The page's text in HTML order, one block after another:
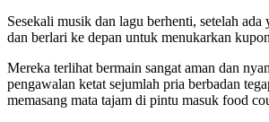
Sesekali musik dan lagu berhenti, setelah ada
dan berlari ke depan untuk menukarkan
Mereka terlihat bermain sangat aman dan
pengawalan ketat sejumlah pria berbadan
memasang mata tajam di pintu masuk food